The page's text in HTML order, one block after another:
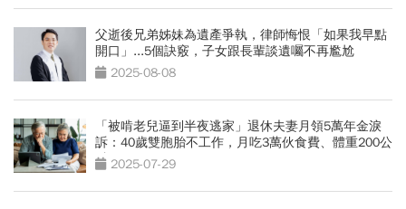
父逝後兄弟姊妹為遺產爭執，律師悔恨「如果我早點
開口」...5個訣竅，子女跟長輩談遺囑不再尷尬
2025-08-08
「被啃老兒逼到半夜逃家」退休夫妻月領5萬年金淚
訴：40歲雙胞胎不工作，月吃3萬伙食費、體重200公
斤 2025-07-29